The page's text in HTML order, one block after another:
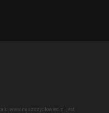
www.naszszydlowiec.pl jest